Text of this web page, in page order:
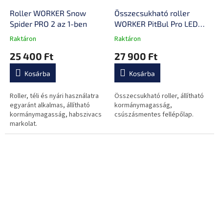
Roller WORKER Snow
Spider PRO 2 az 1-ben
A
átlagos
értékelése
0,0
csillag.
Raktáron
25 400 Ft
Kosárba
Roller, téli és nyári használatra
egyaránt alkalmas, állítható
kormánymagasság, habszivacs
markolat.
Összecsukható roller
WORKER PitBul Pro LED
világító kerekekkel
A
átlagos
értékelése
0,0
csillag.
Raktáron
27 900 Ft
Kosárba
Összecsukható roller, állítható
kormánymagasság,
csúszásmentes fellépőlap.